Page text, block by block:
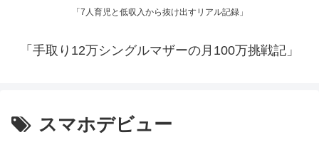
「7人育児と低収入から抜け出すリアル記録」
「手取り12万シングルマザーの月100万挑戦記」
スマホデビュー